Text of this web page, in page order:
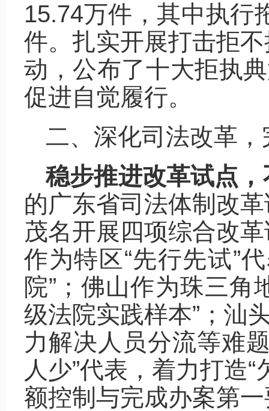
15.74万件，其中执行
件。扎实开展打击拒
动，公布了十大拒执
促进自觉履行。
二、深化司法改革
稳步推进改革试点
的广东省司法体制改
茂名开展四项综合改
作为特区“先行先试”
院”；佛山作为珠三角
级法院实践样本”；汕
力解决人员分流等难
人少”代表，着力打造
额控制与完成办案第